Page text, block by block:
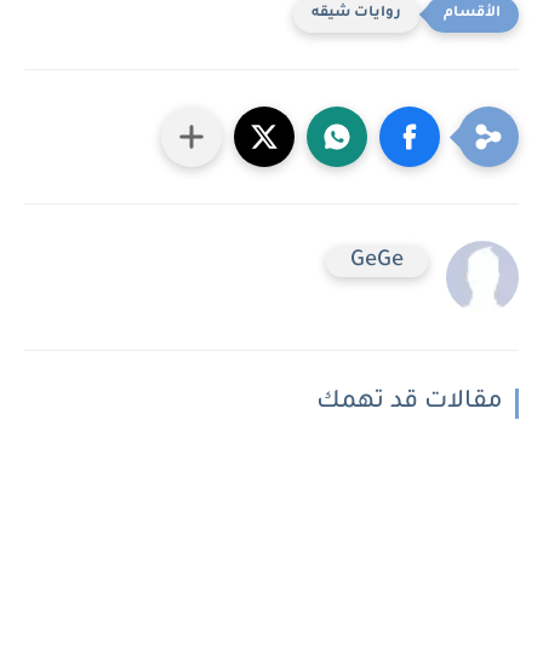
روايات شيقه
GeGe
مقالات قد تهمك